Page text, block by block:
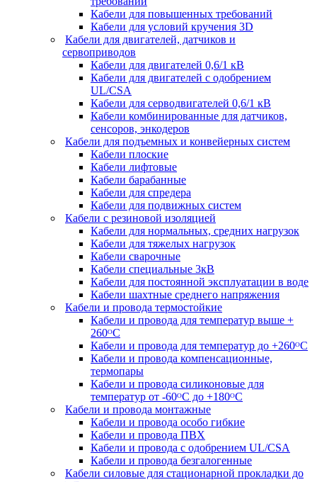
Кабели для повышенных требований
Кабели для условий кручения 3D
Кабели для двигателей, датчиков и
сервоприводов
Кабели для двигателей 0,6/1 кВ
Кабели для двигателей с одобрением
UL/CSA
Кабели для серводвигателей 0,6/1 кВ
Кабели комбинированные для датчиков,
cенсоров, энкодеров
Кабели для подъемных и конвейерных систем
Кабели плоские
Кабели лифтовые
Кабели барабанные
Кабели для спредера
Кабели для подвижных систем
Кабели с резиновой изоляцией
Кабели для нормальных, средних нагрузок
Кабели для тяжелых нагрузок
Кабели сварочные
Кабели специальные 3кВ
Кабели для постоянной эксплуатации в воде
Кабели шахтные среднего напряжения
Кабели и провода термостойкие
Кабели и провода для температур выше +
260ᴼС
Кабели и провода для температур до +260ᴼС
Кабели и провода компенсационные,
термопары
Кабели и провода силиконовые для
температур от -60ᴼC до +180ᴼС
Кабели и провода монтажные
Кабели и провода особо гибкие
Кабели и провода ПВХ
Кабели и провода с одобрением UL/CSA
Кабели и провода безгалогенные
Кабели силовые для стационарной прокладки до